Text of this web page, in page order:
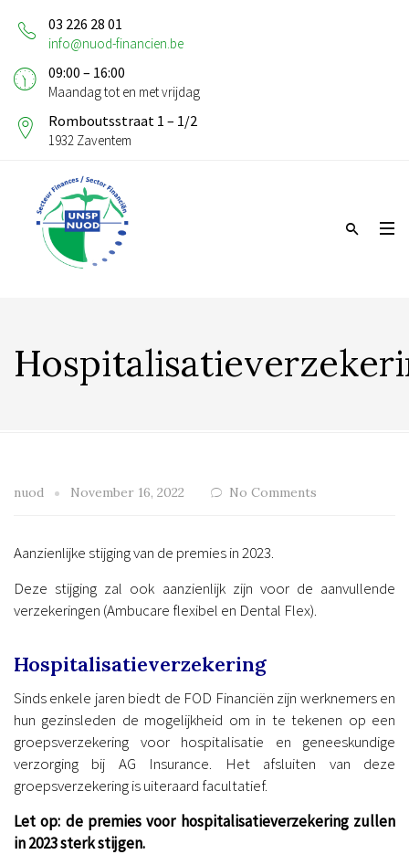
03 226 28 01
info@nuod-financien.be
09:00 – 16:00
Maandag tot en met vrijdag
Romboutsstraat 1 – 1/2
1932 Zaventem
nuod November 16, 2022 No Comments
Aanzienlijke stijging van de premies in 2023.
Deze stijging zal ook aanzienlijk zijn voor de aanvullende
verzekeringen (Ambucare flexibel en Dental Flex).
Hospitalisatieverzekering
Sinds enkele jaren biedt de FOD Financiën zijn werknemers en
hun gezinsleden de mogelijkheid om in te tekenen op een
groepsverzekering voor hospitalisatie en geneeskundige
verzorging bij AG Insurance. Het afsluiten van deze
groepsverzekering is uiteraard facultatief.
Let op: de premies voor hospitalisatieverzekering zullen
in 2023 sterk stijgen.